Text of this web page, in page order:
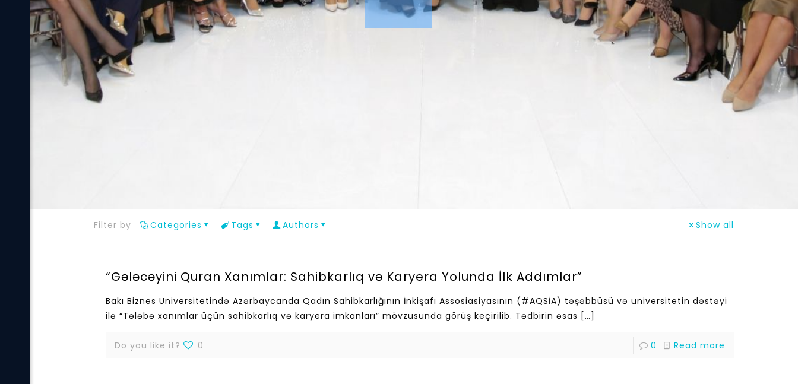
Filter by Categories Tags Authors Show all
“Gələcəyini Quran Xanımlar: Sahibkarlıq və Karyera Yolunda İlk Addımlar”
Bakı Biznes Universitetində Azərbaycanda Qadın Sahibkarlığının İnkişafı Assosiasiyasının (#AQSİA) təşəbbüsü və universitetin dəstəyi
ilə “Tələbə xanımlar üçün sahibkarlıq və karyera imkanları” mövzusunda görüş keçirilib. Tədbirin əsas […]
Do you like it? 0 0 Read more